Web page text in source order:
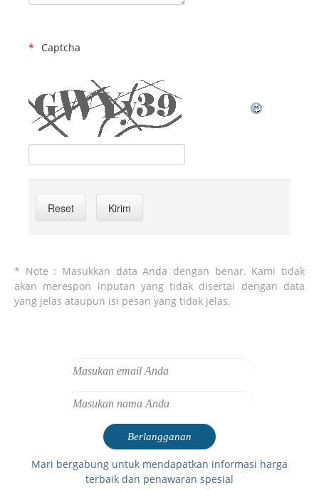
Captcha
* Note : Masukkan data Anda dengan benar. Kami tidak
akan merespon inputan yang tidak disertai dengan data
yang jelas ataupun isi pesan yang tidak jelas.
Mari bergabung untuk mendapatkan informasi harga
terbaik dan penawaran spesial